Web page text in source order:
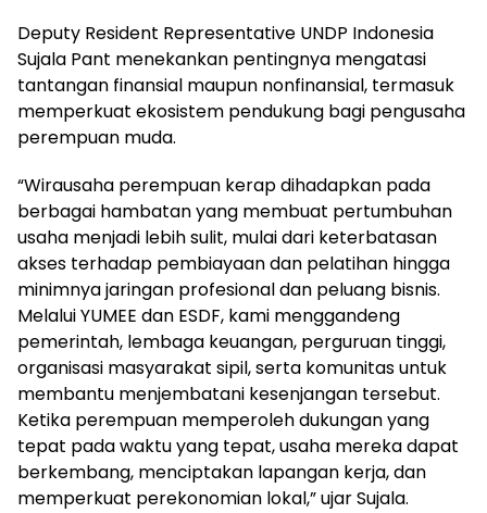
Deputy Resident Representative UNDP Indonesia
Sujala Pant menekankan pentingnya mengatasi
tantangan finansial maupun nonfinansial, termasuk
memperkuat ekosistem pendukung bagi pengusaha
perempuan muda.
“Wirausaha perempuan kerap dihadapkan pada
berbagai hambatan yang membuat pertumbuhan
usaha menjadi lebih sulit, mulai dari keterbatasan
akses terhadap pembiayaan dan pelatihan hingga
minimnya jaringan profesional dan peluang bisnis.
Melalui YUMEE dan ESDF, kami menggandeng
pemerintah, lembaga keuangan, perguruan tinggi,
organisasi masyarakat sipil, serta komunitas untuk
membantu menjembatani kesenjangan tersebut.
Ketika perempuan memperoleh dukungan yang
tepat pada waktu yang tepat, usaha mereka dapat
berkembang, menciptakan lapangan kerja, dan
memperkuat perekonomian lokal,” ujar Sujala.